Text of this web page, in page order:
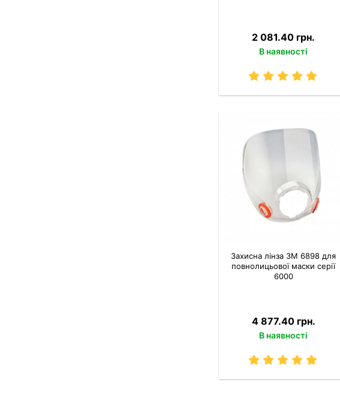
2 081.40 грн.
В наявності
Захисна лінза 3M 6898 для
повнолицьової маски серії
6000
4 877.40 грн.
В наявності